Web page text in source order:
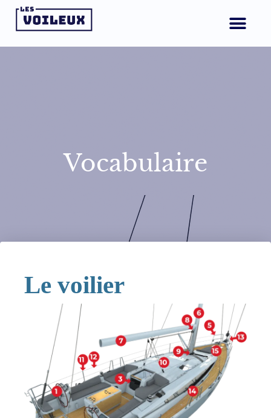
Vocabulaire
Le voilier